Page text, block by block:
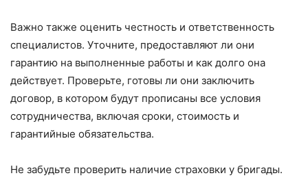
Важно также оценить честность и ответственность
специалистов. Уточните, предоставляют ли они
гарантию на выполненные работы и как долго она
действует. Проверьте, готовы ли они заключить
договор, в котором будут прописаны все условия
сотрудничества, включая сроки, стоимость и
гарантийные обязательства.
Не забудьте проверить наличие страховки у бригады.